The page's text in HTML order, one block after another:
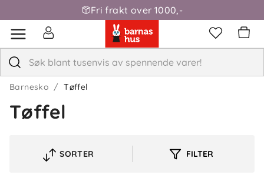
Fri frakt over 1000,-
Barnesko Tøffel
Tøffel
SORTER FILTER